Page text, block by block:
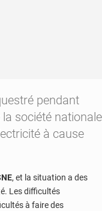
pendant
société nationale
à cause
, et la situation a des
Les difficultés
à faire des